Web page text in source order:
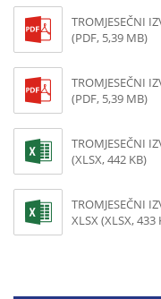
TROMJESEČNI
(PDF, 5,39 MB)
TROMJESEČNI
(PDF, 5,39 MB)
TROMJESEČNI
(XLSX, 442 KB)
TROMJESEČNI
XLSX (XLSX, 433